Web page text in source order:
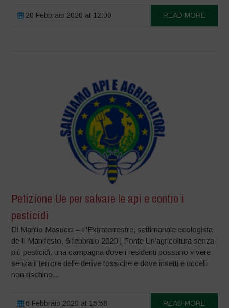
20 Febbraio 2020 at 12:00 READ MORE
Petizione Ue per salvare le api e contro i
pesticidi
Di Manlio Masucci – L’Extraterrestre, settimanale ecologista
de Il Manifesto, 6 febbraio 2020 | Fonte Un’agricoltura senza
più pesticidi, una campagna dove i residenti possano vivere
senza il terrore delle derive tossiche e dove insetti e uccelli
non rischino...
6 Febbraio 2020 at 16:58 READ MORE